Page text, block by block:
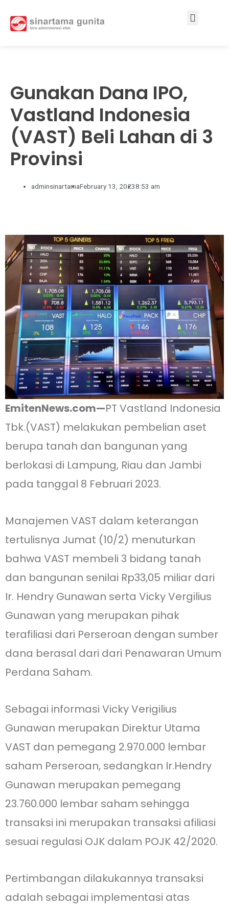
Gunakan Dana IPO,
Vastland Indonesia
(VAST) Beli Lahan di 3
Provinsi
adminsinartamaFebruary 13, 20238:53 am
EmitenNews.com—PT Vastland Indonesia
Tbk.(VAST) melakukan pembelian aset
berupa tanah dan bangunan yang
berlokasi di Lampung, Riau dan Jambi
pada tanggal 8 Februari 2023.
Manajemen VAST dalam keterangan
tertulisnya Jumat (10/2) menuturkan
bahwa VAST membeli 3 bidang tanah
dan bangunan senilai Rp33,05 miliar dari
Ir. Hendry Gunawan serta Vicky Vergilius
Gunawan yang merupakan pihak
terafiliasi dari Perseroan dengan sumber
dana berasal dari dari Penawaran Umum
Perdana Saham.
Sebagai informasi Vicky Verigilius
Gunawan merupakan Direktur Utama
VAST dan pemegang 2.970.000 lembar
saham Perseroan, sedangkan Ir.Hendry
Gunawan merupakan pemegang
23.760.000 lembar saham sehingga
transaksi ini merupakan transaksi afiliasi
sesuai regulasi OJK dalam POJK 42/2020.
Pertimbangan dilakukannya transaksi
adalah sebagai implementasi atas